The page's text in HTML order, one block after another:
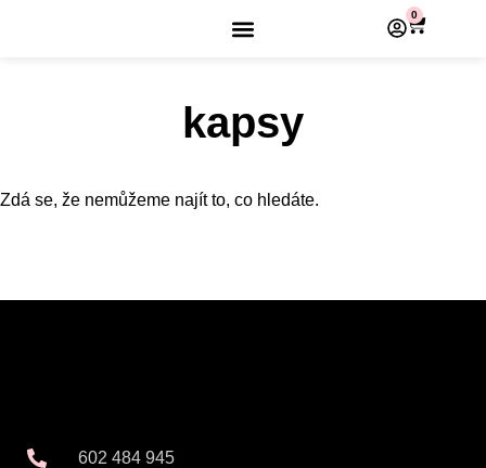
0
kapsy
Zdá se, že nemůžeme najít to, co hledáte.
602 484 945